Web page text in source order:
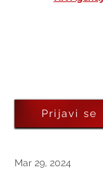
Mar 29, 2024
Prijavi se